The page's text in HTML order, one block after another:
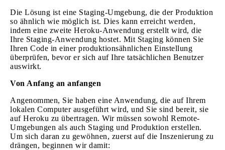
Die Lösung ist eine Staging-Umgebung, die der Produktion
so ähnlich wie möglich ist. Dies kann erreicht werden,
indem eine zweite Heroku-Anwendung erstellt wird, die
Ihre Staging-Anwendung hostet. Mit Staging können Sie
Ihren Code in einer produktionsähnlichen Einstellung
überprüfen, bevor er sich auf Ihre tatsächlichen Benutzer
auswirkt.
Von Anfang an anfangen
Angenommen, Sie haben eine Anwendung, die auf Ihrem
lokalen Computer ausgeführt wird, und Sie sind bereit, sie
auf Heroku zu übertragen. Wir müssen sowohl Remote-
Umgebungen als auch Staging und Produktion erstellen.
Um sich daran zu gewöhnen, zuerst auf die Inszenierung zu
drängen, beginnen wir damit: